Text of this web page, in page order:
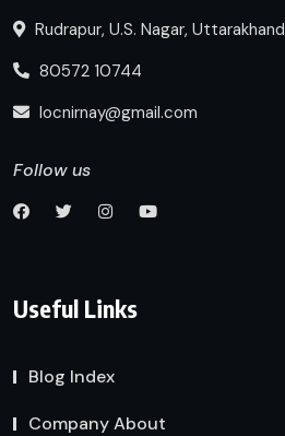
Rudrapur, U.S. Nagar, Uttarakhand
80572 10744
locnirnay@gmail.com
Follow us
Useful Links
Blog Index
Company About